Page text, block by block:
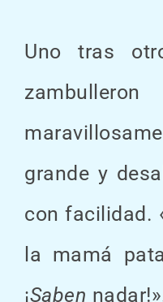
Uno tras
grande y
con facilidad.
la mamá
¡Saben